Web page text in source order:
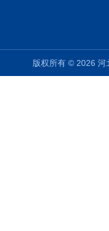
版权所有 © 2026